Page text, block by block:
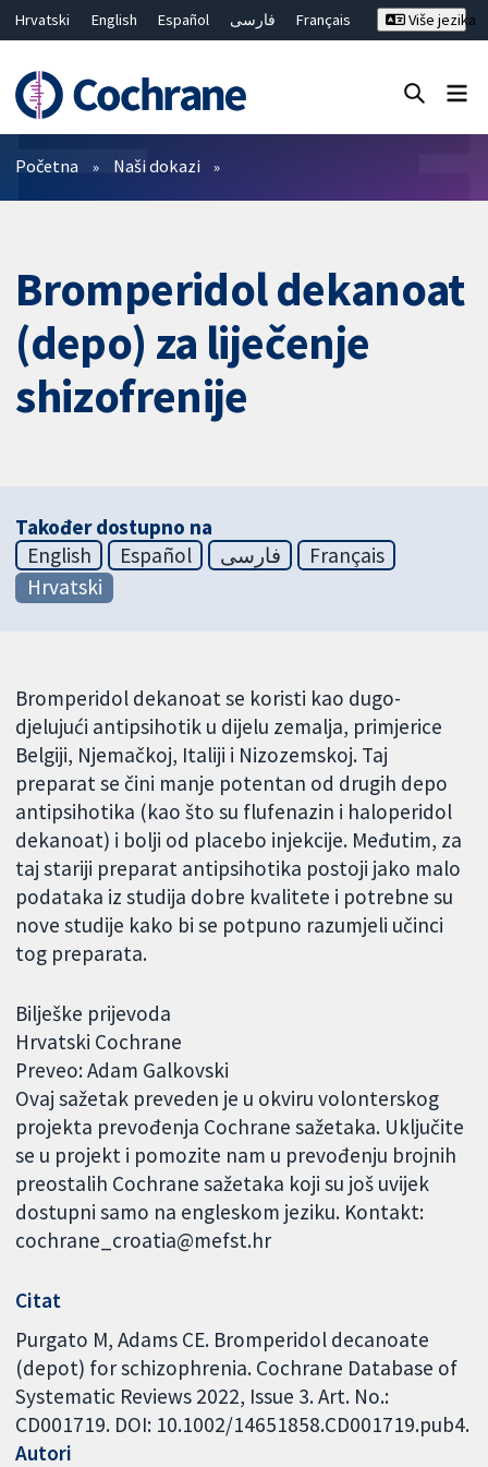
Hrvatski English Español فارسی
Français
繁體中文
简体中文
Više jezika
Prečistači
Početna Naši dokazi
Bromperidol dekanoat
(depo) za liječenje
shizofrenije
Također dostupno na
English
Español فارسی
Français
Hrvatski
Bromperidol dekanoat se koristi kao dugo-
djelujući antipsihotik u dijelu zemalja, primjerice
Belgiji, Njemačkoj, Italiji i Nizozemskoj. Taj
preparat se čini manje potentan od drugih depo
antipsihotika (kao što su flufenazin i haloperidol
dekanoat) i bolji od placebo injekcije. Međutim, za
taj stariji preparat antipsihotika postoji jako malo
podataka iz studija dobre kvalitete i potrebne su
nove studije kako bi se potpuno razumjeli učinci
tog preparata.
Bilješke prijevoda
Hrvatski Cochrane
Preveo: Adam Galkovski
Ovaj sažetak preveden je u okviru volonterskog
projekta prevođenja Cochrane sažetaka. Uključite
se u projekt i pomozite nam u prevođenju brojnih
preostalih Cochrane sažetaka koji su još uvijek
dostupni samo na engleskom jeziku. Kontakt:
cochrane_croatia@mefst.hr
Citat
Purgato M, Adams CE. Bromperidol decanoate
(depot) for schizophrenia. Cochrane Database of
Systematic Reviews 2022, Issue 3. Art. No.:
CD001719. DOI: 10.1002/14651858.CD001719.pub4.
Autori